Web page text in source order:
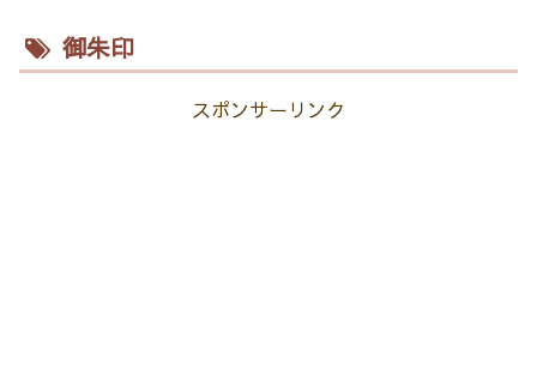
御朱印
スポンサーリンク